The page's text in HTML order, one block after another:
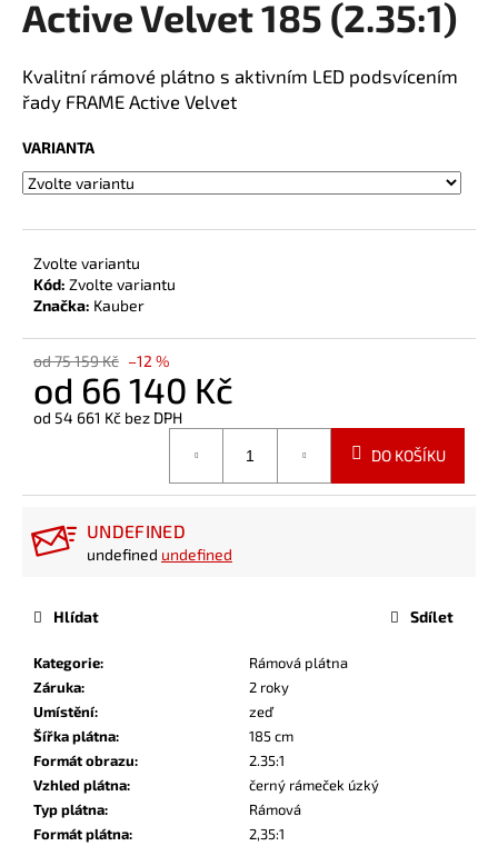
Active Velvet 185 (2.35:1)
Kvalitní rámové plátno s aktivním LED podsvícením
řady FRAME Active Velvet
VARIANTA
Zvolte variantu
Kód: Zvolte variantu
Značka: Kauber
od 75 159 Kč –12 %
od 66 140 Kč
od 54 661 Kč bez DPH
DO KOŠÍKU
UNDEFINED
undefined undefined
Kategorie:
Rámová plátna
Záruka:
2 roky
Umístění:
zeď
Šířka plátna:
185 cm
Formát obrazu:
2.35:1
Vzhled plátna:
černý rámeček úzký
Typ plátna:
Rámová
Formát plátna:
2,35:1
Hlídat Sdílet
a
í
t
?